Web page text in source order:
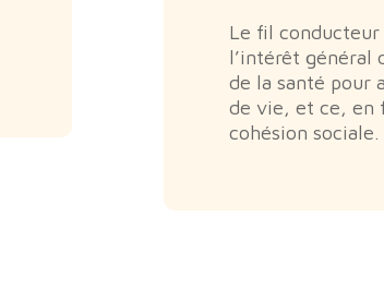
Le fil conducteur
l’intérêt général
de la santé pour
de vie, et ce, en
cohésion sociale.